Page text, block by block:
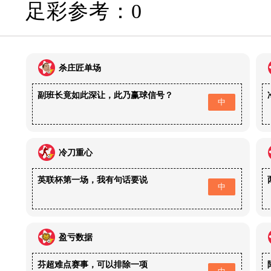
足彩参考：0
杀庄匠单场
副班长竟如此深让，此乃赢球信号？
中
冷刀重心
英联杯第一场，我有句话要说
中
盈亏数据
芬超难点赛事，可以排除一项